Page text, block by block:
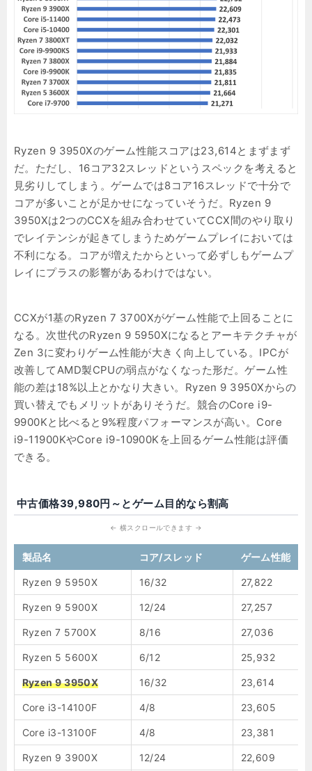
Ryzen 9 3950Xのゲーム性能スコアは23,614とまずまず
だ。ただし、16コア32スレッドというスペックを考えると
見劣りしてしまう。ゲームでは8コア16スレッドで十分で
コアが多いことが足かせになっていそうだ。Ryzen 9
3950Xは2つのCCXを組み合わせていてCCX間のやり取り
でレイテンシが起きてしまうためゲームプレイにおいては
不利になる。コアが増えたからといって必ずしもゲームプ
レイにプラスの影響があるわけではない。
CCXが1基のRyzen 7 3700Xがゲーム性能で上回ることに
なる。次世代のRyzen 9 5950Xになるとアーキテクチャが
Zen 3に変わりゲーム性能が大きく向上している。IPCが
改善してAMD製CPUの弱点がなくなった形だ。ゲーム性
能の差は18%以上とかなり大きい。Ryzen 9 3950Xからの
買い替えでもメリットがありそうだ。競合のCore i9-
9900Kと比べると9%程度パフォーマンスが高い。Core
i9-11900KやCore i9-10900Kを上回るゲーム性能は評価
できる。
中古価格39,980円～とゲーム目的なら割高
製品名 コア/スレッド ゲーム性能
Ryzen 9 5950X 16/32 27,822
Ryzen 9 5900X 12/24 27,257
Ryzen 7 5700X 8/16 27,036
Ryzen 5 5600X 6/12 25,932
Ryzen 9 3950X 16/32 23,614
Core i3-14100F 4/8 23,605
Core i3-13100F 4/8 23,381
Ryzen 9 3900X 12/24 22,609